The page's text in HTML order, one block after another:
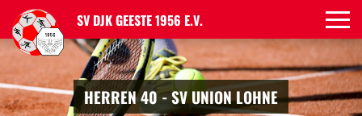
SV DJK GEESTE 1956 E.V.
HERREN 40 - SV UNION LOHNE